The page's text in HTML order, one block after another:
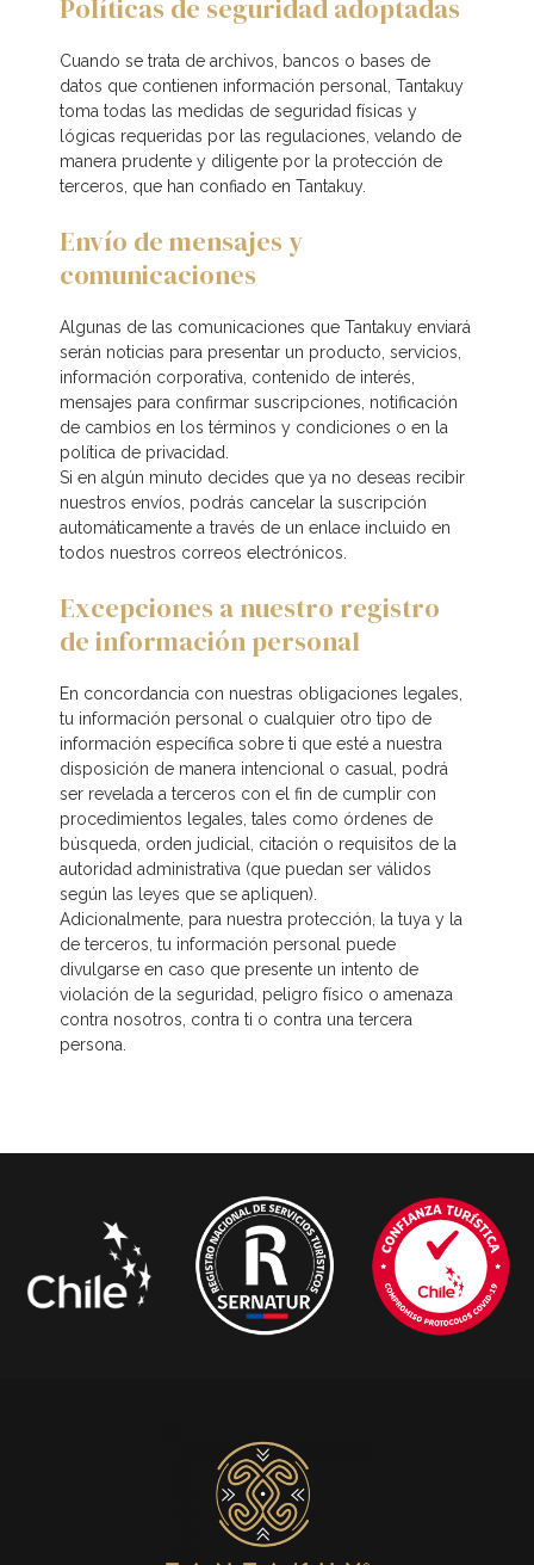
Políticas de seguridad adoptadas
Cuando se trata de archivos, bancos o bases de
datos que contienen información personal, Tantakuy
toma todas las medidas de seguridad físicas y
lógicas requeridas por las regulaciones, velando de
manera prudente y diligente por la protección de
terceros, que han confiado en Tantakuy.
Envío de mensajes y
comunicaciones
Algunas de las comunicaciones que Tantakuy enviará
serán noticias para presentar un producto, servicios,
información corporativa, contenido de interés,
mensajes para confirmar suscripciones, notificación
de cambios en los términos y condiciones o en la
política de privacidad.
Si en algún minuto decides que ya no deseas recibir
nuestros envíos, podrás cancelar la suscripción
automáticamente a través de un enlace incluido en
todos nuestros correos electrónicos.
Excepciones a nuestro registro
de información personal
En concordancia con nuestras obligaciones legales,
tu información personal o cualquier otro tipo de
información específica sobre ti que esté a nuestra
disposición de manera intencional o casual, podrá
ser revelada a terceros con el fin de cumplir con
procedimientos legales, tales como órdenes de
búsqueda, orden judicial, citación o requisitos de la
autoridad administrativa (que puedan ser válidos
según las leyes que se apliquen).
Adicionalmente, para nuestra protección, la tuya y la
de terceros, tu información personal puede
divulgarse en caso que presente un intento de
violación de la seguridad, peligro físico o amenaza
contra nosotros, contra ti o contra una tercera
persona.